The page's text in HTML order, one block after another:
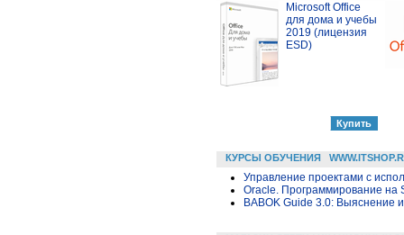
Microsoft Office
для дома и учебы
2019 (лицензия
ESD)
КУРСЫ ОБУЧЕНИЯ
Управление проектами с
Oracle. Программирование на
BABOK Guide 3.0: Выяснение